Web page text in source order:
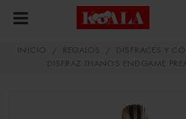
INICIO / REGALOS / DISFRACES Y
DISFRAZ THANOS ENDGAME